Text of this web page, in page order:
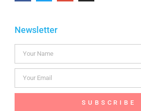
Newsletter
SUBSCRIBE